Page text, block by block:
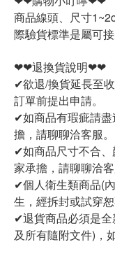
商品線頭、尺寸
際驗貨標準是屬可
❤❤退換貨說明❤❤
✔欲退/換貨延長至
訂單前提出申請。
✔如商品有瑕疵請
擔，請聊聊洽客服。
✔如商品尺寸不合
家承擔，請聊聊洽客
✔個人衛生類商品(
生，經拆封或試穿恕
✔退貨商品必須是
及所有隨附文件)，